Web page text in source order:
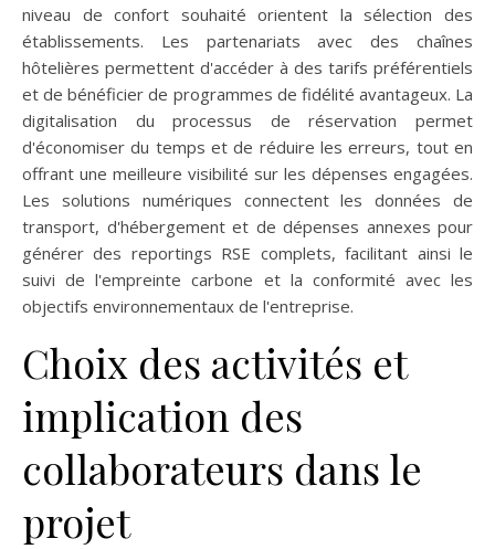
niveau de confort souhaité orientent la sélection des
établissements. Les partenariats avec des chaînes
hôtelières permettent d'accéder à des tarifs préférentiels
et de bénéficier de programmes de fidélité avantageux. La
digitalisation du processus de réservation permet
d'économiser du temps et de réduire les erreurs, tout en
offrant une meilleure visibilité sur les dépenses engagées.
Les solutions numériques connectent les données de
transport, d'hébergement et de dépenses annexes pour
générer des reportings RSE complets, facilitant ainsi le
suivi de l'empreinte carbone et la conformité avec les
objectifs environnementaux de l'entreprise.
Choix des activités et
implication des
collaborateurs dans le
projet